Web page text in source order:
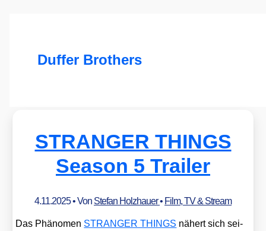
Duffer Brothers
STRANGER THINGS
Season 5 Trailer
4.11.2025• Von Stefan Holzhauer• Film, TV & Stream
Das Phä­no­men STRANGER THINGS nähert sich sei­